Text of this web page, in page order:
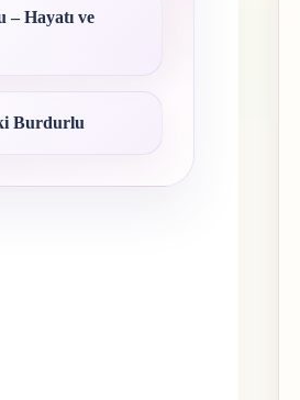
Hayatı ve
Burdurlu